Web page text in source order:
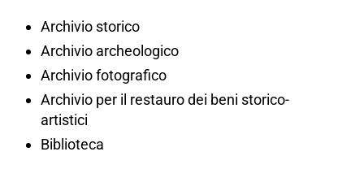
Archivio storico
Archivio archeologico
Archivio fotografico
Archivio per il restauro dei beni storico-
artistici
Biblioteca